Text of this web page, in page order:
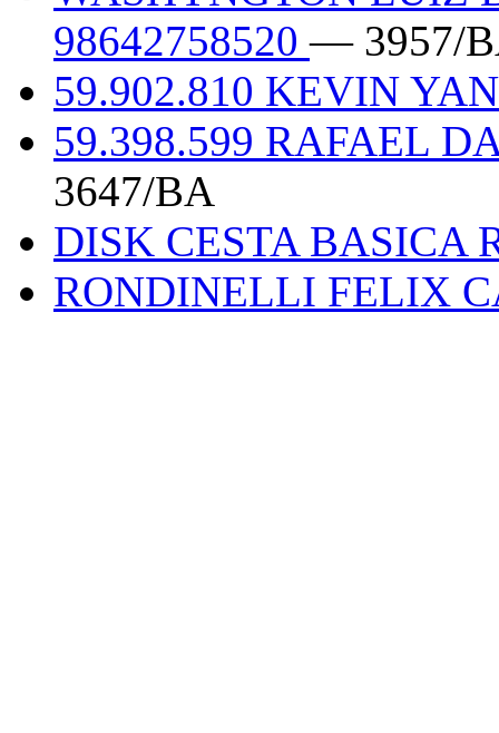
98642758520— 3957/
59.902.810 KEVIN
59.398.599 RAFAEL
3647/BA
DISK CESTA BASICA
RONDINELLI FELIX